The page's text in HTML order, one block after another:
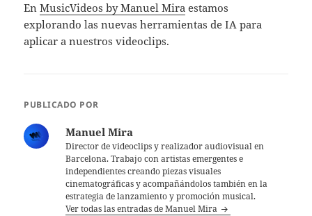
EnMusicVideos by Manuel Mira estamos
explorando las nuevas herramientas de IA para
aplicar a nuestros videoclips.
PUBLICADO POR
Manuel Mira
Director de videoclips y realizador audiovisual en
Barcelona. Trabajo con artistas emergentes e
independientes creando piezas visuales
cinematográficas y acompañándolos también en la
estrategia de lanzamiento y promoción musical.
Ver todas las entradas de Manuel Mira